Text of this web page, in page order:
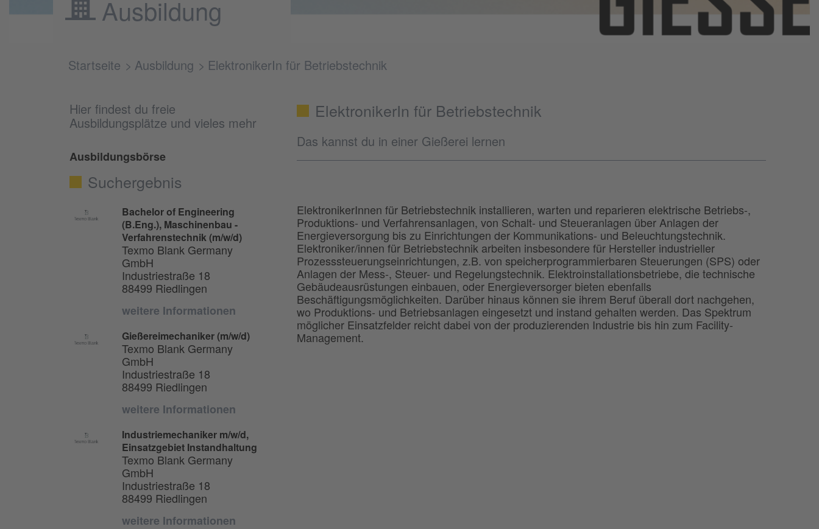
Ausbildung
Startseite Ausbildung ElektronikerIn für Betriebstechnik
Hier findest du freie
Ausbildungsplätze und vieles mehr
Ausbildungsbörse
Suchergebnis
Bachelor of Engineering
(B.Eng.), Maschinenbau -
Verfahrenstechnik (m/w/d)
Texmo Blank Germany
GmbH
Industriestraße 18
88499 Riedlingen
weitere Informationen
Gießereimechaniker (m/w/d)
Texmo Blank Germany
GmbH
Industriestraße 18
88499 Riedlingen
weitere Informationen
Industriemechaniker m/w/d,
Einsatzgebiet Instandhaltung
Texmo Blank Germany
GmbH
Industriestraße 18
88499 Riedlingen
weitere Informationen
ElektronikerIn für Betriebstechnik
Das kannst du in einer Gießerei lernen
ElektronikerInnen für Betriebstechnik installieren, warten und reparieren elektrische Betriebs-,
Produktions- und Verfahrensanlagen, von Schalt- und Steueranlagen über Anlagen der
Energieversorgung bis zu Einrichtungen der Kommunikations- und Beleuchtungstechnik.
Elektroniker/innen für Betriebstechnik arbeiten insbesondere für Hersteller industrieller
Prozesssteuerungseinrichtungen, z.B. von speicherprogrammierbaren Steuerungen (SPS) oder
Anlagen der Mess-, Steuer- und Regelungstechnik. Elektroinstallationsbetriebe, die technische
Gebäudeausrüstungen einbauen, oder Energieversorger bieten ebenfalls
Beschäftigungsmöglichkeiten. Darüber hinaus können sie ihrem Beruf überall dort nachgehen,
wo Produktions- und Betriebsanlagen eingesetzt und instand gehalten werden. Das Spektrum
möglicher Einsatzfelder reicht dabei von der produzierenden Industrie bis hin zum Facility-
Management.